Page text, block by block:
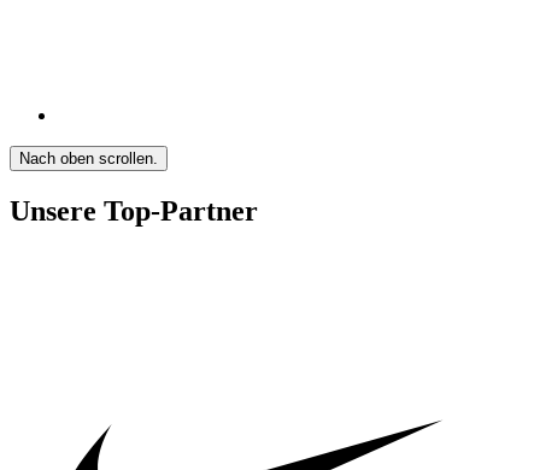
Nach oben scrollen.
Unsere Top-Partner